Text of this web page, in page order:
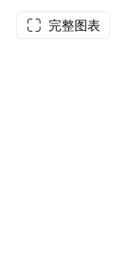
完整图表